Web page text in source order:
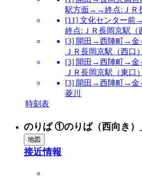
駅方面→→終点:ＪＲ
[11] 文化センター
終点:ＪＲ長岡京駅（
[3] 開田→西陣町→
ＪＲ長岡京駅（西口）
[3] 開田→西陣町→
ＪＲ長岡京駅（東口）
[3] 開田→西陣町→
菱川
時刻表
のりば ①のりば（西向き）
地図
接近情報